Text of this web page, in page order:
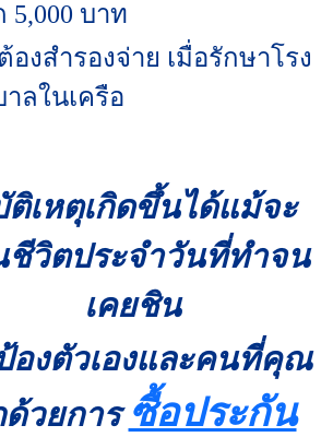
5,000 บาท
งสำรองจ่าย เมื่อรักษาโรง
ลในเครือ
ติเหตุเกิดขึ้นได้แม้จะ
ชีวิตประจำวันที่ทำจน
เคยชิน
องตัวเองและคนที่คุณ
ด้วยการ ซื้อประกัน